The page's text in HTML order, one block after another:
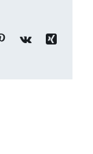
Pinterest
Vk
Xing